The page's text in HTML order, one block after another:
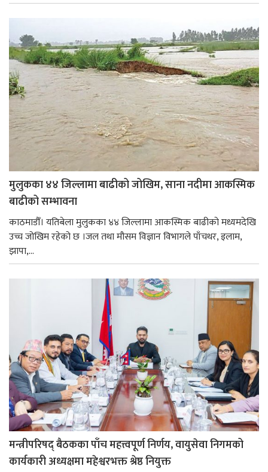
मुलुकका ४४ जिल्लामा बाढीको जोखिम, साना नदीमा आकस्मिक
बाढीको सम्भावना
काठमाडौँ। यतिबेला मुलुकका ४४ जिल्लामा आकस्मिक बाढीको मध्यमदेखि
उच्च जोखिम रहेको छ ।जल तथा मौसम विज्ञान विभागले पाँचथर, इलाम,
झापा,...
मन्त्रीपरिषद् बैठकका पाँच महत्त्वपूर्ण निर्णय, वायुसेवा निगमको
कार्यकारी अध्यक्षमा महेश्वरभक्त श्रेष्ठ नियुक्त